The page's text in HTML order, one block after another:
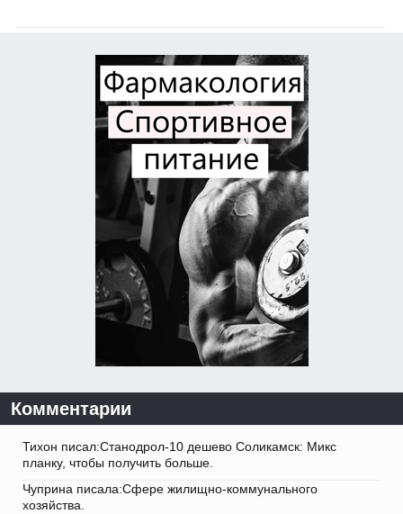
Комментарии
Тихон писал:Станодрол-10 дешево Соликамск: Микс
планку, чтобы получить больше.
Чуприна писала:Сфере жилищно-коммунального
хозяйства.